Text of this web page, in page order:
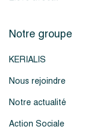
Notre groupe
KERIALIS
Nous rejoindre
Notre actualité
Action Sociale